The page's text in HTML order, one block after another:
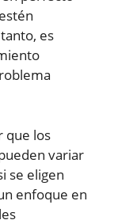
es
que los
variar
se eligen
enfoque en